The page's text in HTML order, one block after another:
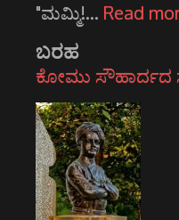
"ಮಮ್ಮಿ!… Read
ಬರಹ
ಕೋಮು ಸೌಹಾರ್ದದ